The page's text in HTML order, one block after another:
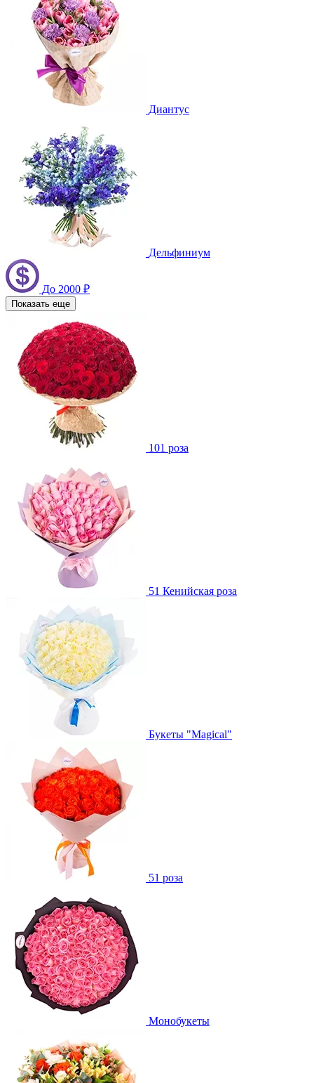
Диантус
Дельфиниум
До 2000 ₽
Показать еще
101 роза
51 Кенийская роза
Букеты "Magical"
51 роза
Монобукеты